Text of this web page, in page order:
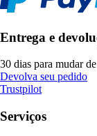
Entrega e
30 dias para mudar
Devolva seu pedido
Trustpilot
Serviços